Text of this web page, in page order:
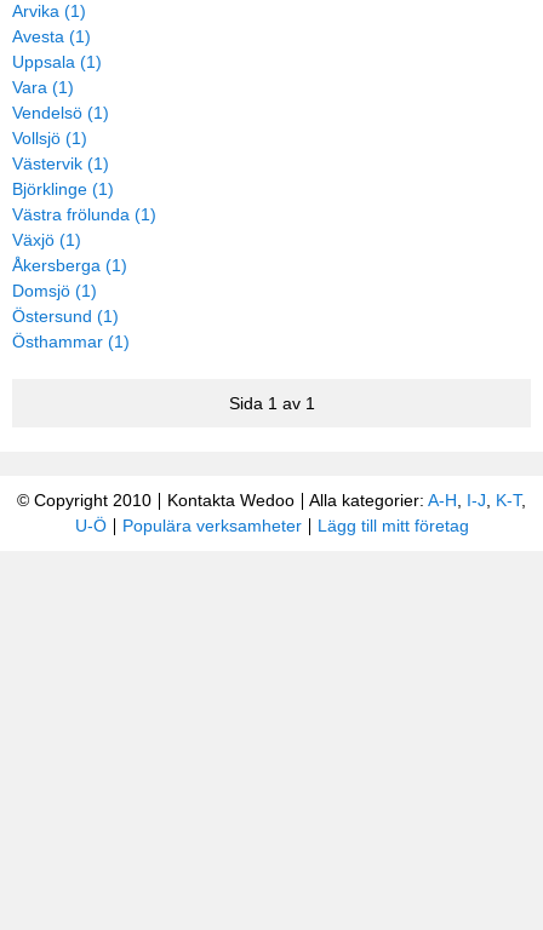
Arvika (1)
Avesta (1)
Uppsala (1)
Vara (1)
Vendelsö (1)
Vollsjö (1)
Västervik (1)
Björklinge (1)
Västra frölunda (1)
Växjö (1)
Åkersberga (1)
Domsjö (1)
Östersund (1)
Östhammar (1)
Sida 1 av 1
© Copyright 2010 Kontakta Wedoo Alla kategorier: A-H I-J K-T,
U-Ö
Populära verksamheter Lägg till mitt företag